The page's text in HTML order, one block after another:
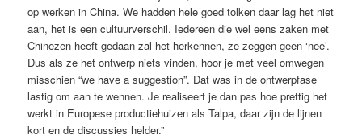
op werken in China. We hadden hele goed tolken daar lag het niet
aan, het is een cultuurverschil. Iedereen die wel eens zaken met
Chinezen heeft gedaan zal het herkennen, ze zeggen geen ‘nee’.
Dus als ze het ontwerp niets vinden, hoor je met veel omwegen
misschien “we have a suggestion”. Dat was in de ontwerpfase
lastig om aan te wennen. Je realiseert je dan pas hoe prettig het
werkt in Europese productiehuizen als Talpa, daar zijn de lijnen
kort en de discussies helder.”